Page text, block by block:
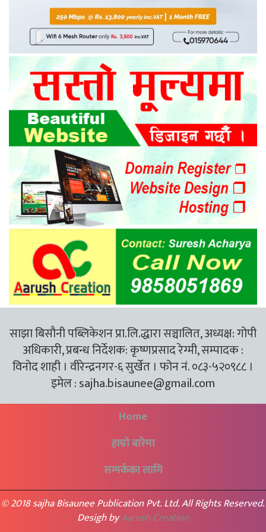
साझा बिसौनी पब्लिकेशन प्रा.लि.द्धारा सञ्चालित, अध्यक्ष: गोपी
अधिकारी, प्रबन्ध निर्देशक: कृष्णप्रसाद रेग्मी, सम्पादक :
विनोद शाही । वीरेन्द्रनगर-६ सुर्खेत । फोन नं. ०८३-५२०९८८ ।
इमेल :sajha.bisaunee@gmail.com
Home
हाम्रो बारेमा
सम्पर्कका लागि
© 2018 sajha Bisaunee Publication Pvt. Ltd. All Rights Reserved.
Desigh byAarush Creation